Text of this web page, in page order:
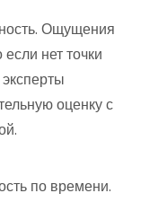
Ощущения
нет точки
оценку с
по времени.